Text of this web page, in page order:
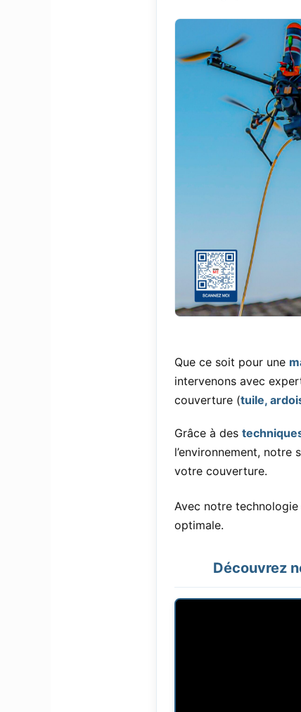
Que ce soit pour une
intervenons avec
couverture (tuile,
Grâce à des
l’environnement,
votre couverture.
Avec notre
optimale.
Découvrez